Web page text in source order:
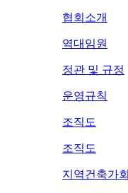
협회소개
역대임원
정관 및 규정
운영규칙
조직도
조직도
지역건축가회